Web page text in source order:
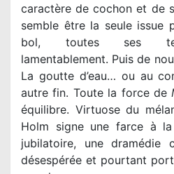
caractère de cochon et de
semble être la seule issue
bol, toutes ses
lamentablement. Puis de
La goutte d’eau… ou au
autre fin. Toute la force de
équilibre. Virtuose du
Holm signe une farce à
jubilatoire, une dramédie
désespérée et pourtant